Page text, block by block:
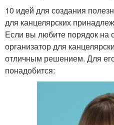
10 идей для создания
для канцелярских
Если вы любите порядок на
организатор для
отличным решением. Для
понадобится: